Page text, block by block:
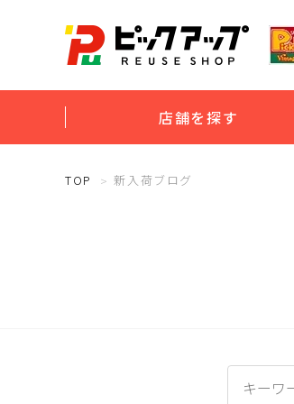
店舗を探す
TOP 新入荷ブログ